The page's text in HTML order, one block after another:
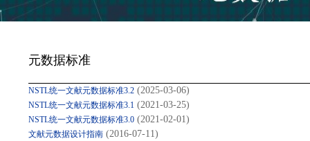
元数据标准
NSTL统一文献元数据标准3.2 (2025-03-06)
NSTL统一文献元数据标准3.1 (2021-03-25)
NSTL统一文献元数据标准3.0 (2021-02-01)
文献元数据设计指南 (2016-07-11)